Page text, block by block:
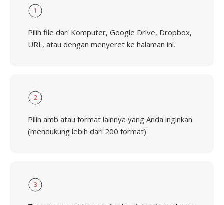
1
Pilih file dari Komputer, Google Drive, Dropbox,
URL, atau dengan menyeret ke halaman ini.
2
Pilih amb atau format lainnya yang Anda inginkan
(mendukung lebih dari 200 format)
3